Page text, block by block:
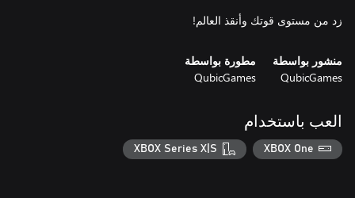
زد من مستوى قوتك وأنقذ العالم!
منشور بواسطة
QubicGames
مطورة بواسطة
QubicGames
العب باستخدام
XBOX One
XBOX Series X|S